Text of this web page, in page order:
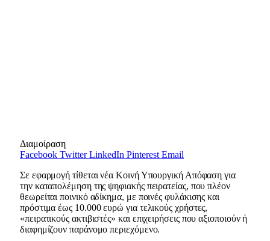
Διαμοίραση
Facebook Twitter LinkedIn Pinterest Email
Σε εφαρμογή τίθεται νέα Κοινή Υπουργική Απόφαση για
την καταπολέμηση της ψηφιακής πειρατείας, που πλέον
θεωρείται ποινικό αδίκημα, με ποινές φυλάκισης και
πρόστιμα έως 10.000 ευρώ για τελικούς χρήστες,
«πειρατικούς ακτιβιστές» και επιχειρήσεις που αξιοποιούν ή
διαφημίζουν παράνομο περιεχόμενο.